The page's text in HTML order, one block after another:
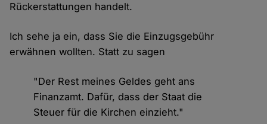
Rückerstattungen handelt.
Ich sehe ja ein, dass Sie die Einzugsgebühr
erwähnen wollten. Statt zu sagen
"Der Rest meines Geldes geht ans
Finanzamt. Dafür, dass der Staat die
Steuer für die Kirchen einzieht."